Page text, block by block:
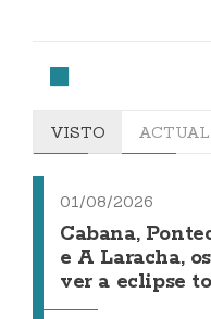
VISTO ACTUAL
01/08/2026
Cabana,
e A Laracha,
ver a eclipse